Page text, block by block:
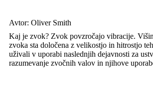
Avtor: Oliver Smith
Kaj je zvok? Zvok povzročajo vibracije.
zvoka sta določena z velikostjo in hitrostjo
uživali v uporabi naslednjih dejavnosti za
razumevanje zvočnih valov in njihove